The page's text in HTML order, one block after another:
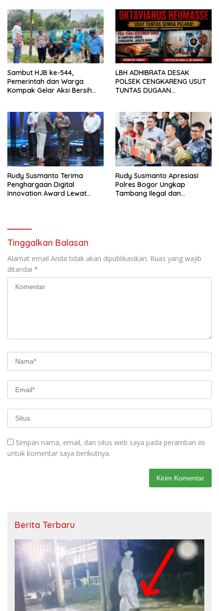
LEBONG
Sambut HJB ke-544,
Pemerintah dan Warga
Kompak Gelar Aksi Bersih
LBH ADHIBRATA DESAK
POLSEK CENGKARENG USUT
TUNTAS DUGAAN
Rudy Susmanto Terima
Penghargaan Digital
Innovation Award Lewat
Rudy Susmanto Apresiasi
Polres Bogor Ungkap
Tambang Ilegal dan
Tinggalkan Balasan
Alamat email Anda tidak akan dipublikasikan. Ruas yang wajib
ditandai *
Simpan nama, email, dan situs web saya pada peramban ini
untuk komentar saya berikutnya.
Berita Terbaru